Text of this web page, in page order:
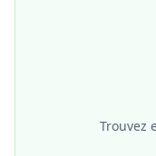
Trouvez